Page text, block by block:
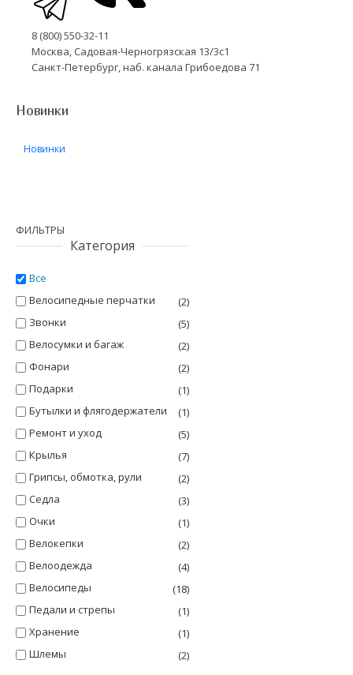
8 (800) 550-32-11
Москва, Садовая-Черногрязская 13/3с1
Санкт-Петербург, наб. канала Грибоедова 71
Новинки
Новинки
ФИЛЬТРЫ
Категория
Все
Велосипедные перчатки
(2)
Звонки
(5)
Велосумки и багаж
(2)
Фонари
(2)
Подарки
(1)
Бутылки и флягодержатели
(1)
Ремонт и уход
(5)
Крылья
(7)
Грипсы, обмотка, рули
(2)
Седла
(3)
Очки
(1)
Велокепки
(2)
Велоодежда
(4)
Велосипеды
(18)
Педали и стрепы
(1)
Хранение
(1)
Шлемы
(2)